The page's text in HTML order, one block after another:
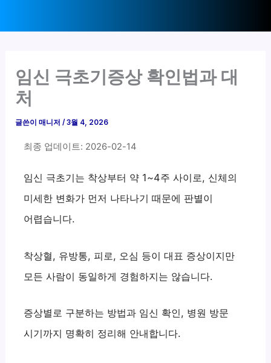
임신 극초기증상 확인법과 대
처
글쓴이매니저/3월 4, 2026
최종 업데이트: 2026-02-14
임신 극초기는 착상부터 약 1~4주 사이로, 신체의
미세한 변화가 먼저 나타나기 때문에 판별이
어렵습니다.
착상혈, 유방통, 피로, 오심 등이 대표 증상이지만
모든 사람이 동일하게 경험하지는 않습니다.
증상별로 구분하는 방법과 임신 확인, 병원 방문
시기까지 명확히 정리해 안내합니다.